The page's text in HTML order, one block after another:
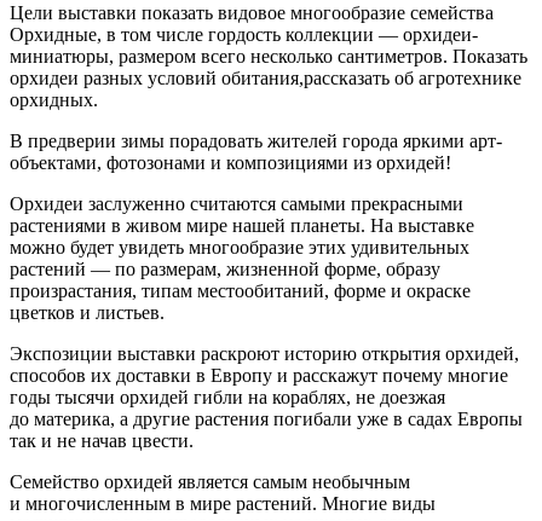
Цели выставки показать видовое многообразие семейства
Орхидные, в том числе гордость коллекции — орхидеи-
миниатюры, размером всего несколько сантиметров. Показать
орхидеи разных условий обитания,рассказать об агротехнике
орхидных.
В предверии зимы порадовать жителей города яркими арт-
объектами, фотозонами и композициями из орхидей!
Орхидеи заслуженно считаются самыми прекрасными
растениями в живом мире нашей планеты. На выставке
можно будет увидеть многообразие этих удивительных
растений — по размерам, жизненной форме, образу
произрастания, типам местообитаний, форме и окраске
цветков и листьев.
Экспозиции выставки раскроют историю открытия орхидей,
способов их доставки в Европу и расскажут почему многие
годы тысячи орхидей гибли на кораблях, не доезжая
до материка, а другие растения погибали уже в садах Европы
так и не начав цвести.
Семейство орхидей является самым необычным
и многочисленным в мире растений. Многие виды